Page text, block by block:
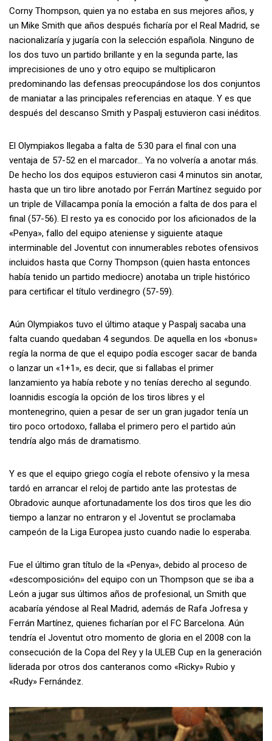
Corny Thompson, quien ya no estaba en sus mejores años, y
un Mike Smith que años después ficharía por el Real Madrid, se
nacionalizaría y jugaría con la selección española. Ninguno de
los dos tuvo un partido brillante y en la segunda parte, las
imprecisiones de uno y otro equipo se multiplicaron
predominando las defensas preocupándose los dos conjuntos
de maniatar a las principales referencias en ataque. Y es que
después del descanso Smith y Paspalj estuvieron casi inéditos.
El Olympiakos llegaba a falta de 5:30 para el final con una
ventaja de 57-52 en el marcador… Ya no volvería a anotar más.
De hecho los dos equipos estuvieron casi 4 minutos sin anotar,
hasta que un tiro libre anotado por Ferrán Martínez seguido por
un triple de Villacampa ponía la emoción a falta de dos para el
final (57-56). El resto ya es conocido por los aficionados de la
«Penya», fallo del equipo ateniense y siguiente ataque
interminable del Joventut con innumerables rebotes ofensivos
incluidos hasta que Corny Thompson (quien hasta entonces
había tenido un partido mediocre) anotaba un triple histórico
para certificar el título verdinegro (57-59).
Aún Olympiakos tuvo el último ataque y Paspalj sacaba una
falta cuando quedaban 4 segundos. De aquella en los «bonus»
regía la norma de que el equipo podía escoger sacar de banda
o lanzar un «1+1», es decir, que si fallabas el primer
lanzamiento ya había rebote y no tenías derecho al segundo.
Ioannidis escogía la opción de los tiros libres y el
montenegrino, quien a pesar de ser un gran jugador tenía un
tiro poco ortodoxo, fallaba el primero pero el partido aún
tendría algo más de dramatismo.
Y es que el equipo griego cogía el rebote ofensivo y la mesa
tardó en arrancar el reloj de partido ante las protestas de
Obradovic aunque afortunadamente los dos tiros que les dio
tiempo a lanzar no entraron y el Joventut se proclamaba
campeón de la Liga Europea justo cuando nadie lo esperaba.
Fue el último gran título de la «Penya», debido al proceso de
«descomposición» del equipo con un Thompson que se iba a
León a jugar sus últimos años de profesional, un Smith que
acabaría yéndose al Real Madrid, además de Rafa Jofresa y
Ferrán Martínez, quienes ficharían por el FC Barcelona. Aún
tendría el Joventut otro momento de gloria en el 2008 con la
consecución de la Copa del Rey y la ULEB Cup en la generación
liderada por otros dos canteranos como «Ricky» Rubio y
«Rudy» Fernández.